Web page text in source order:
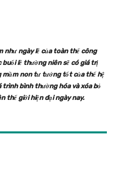
như ngày lễ của toàn thể công
buổi lễ thường niên sẽ có giá trị
non tư tưởng tốt của thế hệ
trình bình thường hóa và xóa bỏ
thế giới hiện đại ngày nay.